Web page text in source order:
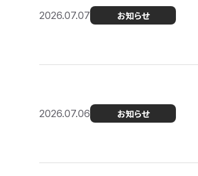
2026.07.07 お知らせ
2026.07.06 お知らせ